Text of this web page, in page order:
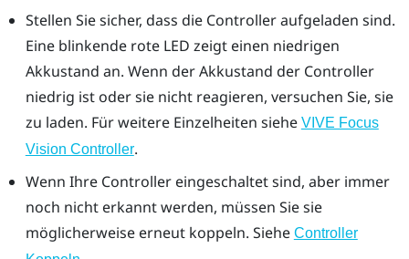
Stellen Sie sicher, dass die Controller aufgeladen sind.
Eine blinkende rote LED zeigt einen niedrigen
Akkustand an. Wenn der Akkustand der Controller
niedrig ist oder sie nicht reagieren, versuchen Sie, sie
zu laden. Für weitere Einzelheiten siehe VIVE Focus
Vision Controller.
Wenn Ihre Controller eingeschaltet sind, aber immer
noch nicht erkannt werden, müssen Sie sie
möglicherweise erneut koppeln. Siehe Controller